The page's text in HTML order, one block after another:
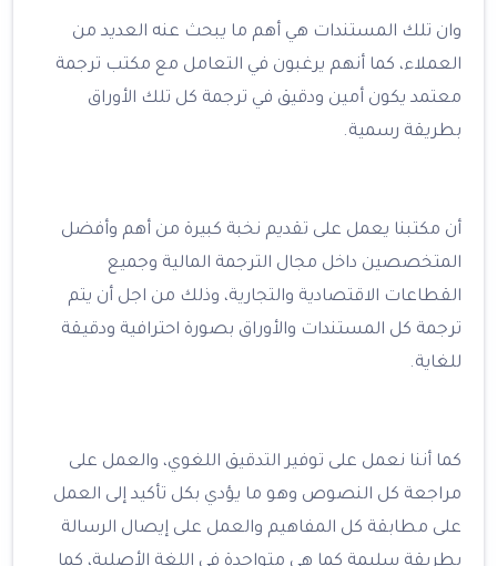
وان تلك المستندات هي أهم ما يبحث عنه العديد من
العملاء، كما أنهم يرغبون في التعامل مع مكتب ترجمة
معتمد يكون أمين ودقيق في ترجمة كل تلك الأوراق
بطريقة رسمية.
أن مكتبنا يعمل على تقديم نخبة كبيرة من أهم وأفضل
المتخصصين داخل مجال الترجمة المالية وجميع
القطاعات الاقتصادية والتجارية، وذلك من اجل أن يتم
ترجمة كل المستندات والأوراق بصورة احترافية ودقيقة
للغاية.
كما أننا نعمل على توفير التدقيق اللغوي، والعمل على
مراجعة كل النصوص وهو ما يؤدي بكل تأكيد إلى العمل
على مطابقة كل المفاهيم والعمل على إيصال الرسالة
بطريقة سليمة كما هي متواجدة في اللغة الأصلية، كما